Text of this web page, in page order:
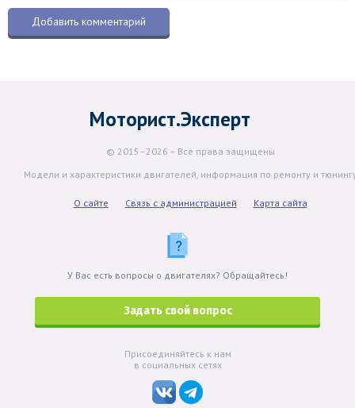
Моторист.Эксперт
© 2015–2026 – Все права защищены
Модели и характеристики двигателей, информация по ремонту и
О сайте Связь с администрацией Карта сайта
У Вас есть вопросы о двигателях? Обращайтесь!
Задать свой вопрос
Присоединяйтесь к нам
в социальных сетях